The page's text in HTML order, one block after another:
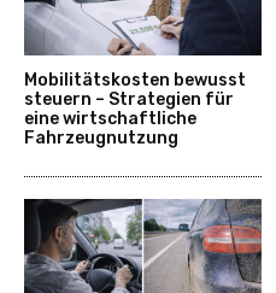
Mobilitätskosten bewusst
steuern – Strategien für
eine wirtschaftliche
Fahrzeugnutzung